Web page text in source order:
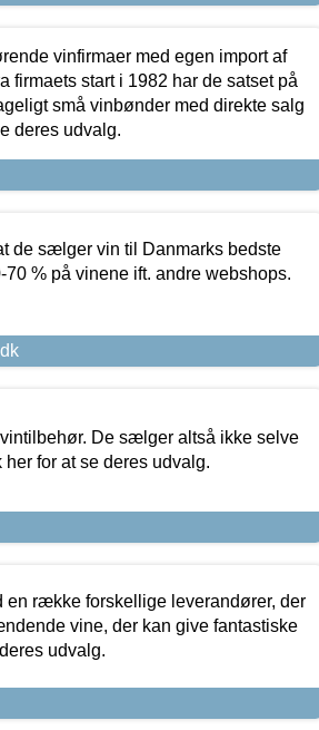
vinfirmaer med egen import af
firmaets start i 1982 har de satset på
små vinbønder med direkte salg
deres udvalg.
de sælger vin til Danmarks bedste
% på vinene ift. andre webshops.
De sælger altså ikke selve
for at se deres udvalg.
en række forskellige leverandører, der
vine, der kan give fantastiske
udvalg.